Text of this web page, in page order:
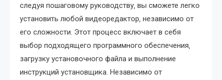
следуя пошаговому руководству‚ вы сможете легко
установить любой видеоредактор‚ независимо от
его сложности. Этот процесс включает в себя
выбор подходящего программного обеспечения‚
загрузку установочного файла и выполнение
инструкций установщика. Независимо от